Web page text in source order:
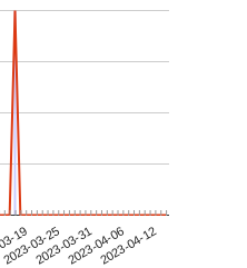
19
2023-03-252023-03-312023-04-062023-04-12